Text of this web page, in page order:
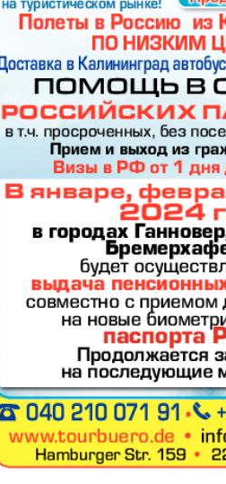
Идеальная фирма
Катюша
Кругозор
Life in Франкфурт
My City Frankfurt
am Main
Новая Wолна
Отдыхай-Купи-
продай